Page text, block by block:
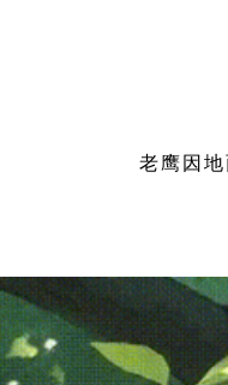
老鹰因